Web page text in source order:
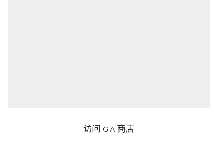
访问 GIA 商店